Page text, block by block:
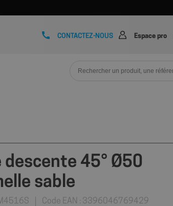
CONTACTEZ-NOUS Espace pro
descente 45° Ø50
sable
Code EAN : 3396046769429